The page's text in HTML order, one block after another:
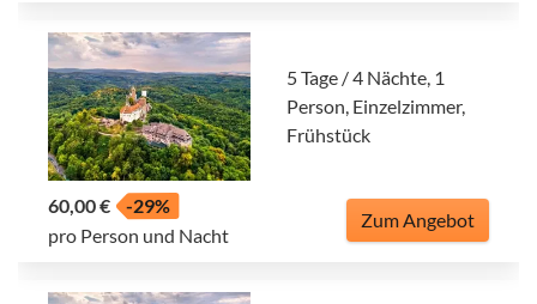
5 Tage / 4 Nächte, 1
Person, Einzelzimmer,
Frühstück
60,00 €
-29%
pro Person und Nacht
Zum Angebot